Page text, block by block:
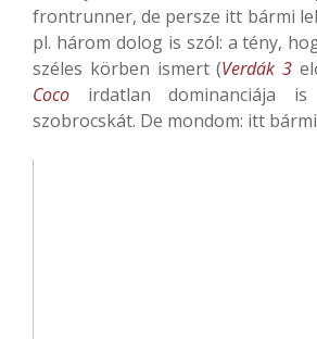
frontrunner, de persze itt bármi
pl. három dolog is szól: a tény,
széles körben ismert (Verdák 3
Coco irdatlan dominanciája
szobrocskát. De mondom: itt